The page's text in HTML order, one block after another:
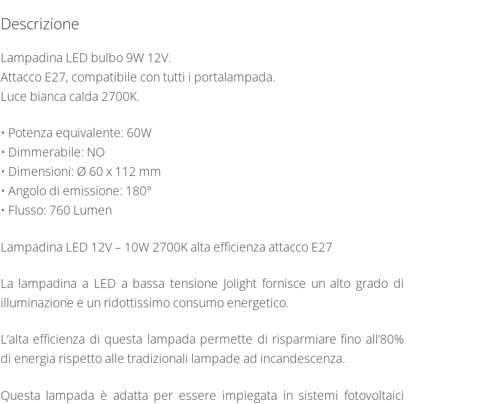
quantità
Descrizione
Lampadina LED bulbo 9W 12V.
Attacco E27, compatibile con tutti i portalampada.
Luce bianca calda 2700K.
• Potenza equivalente: 60W
• Dimmerabile: NO
• Dimensioni: Ø 60 x 112 mm
• Angolo di emissione: 180°
• Flusso: 760 Lumen
Lampadina LED 12V – 10W 2700K alta efficienza attacco E27
La lampadina a LED a bassa tensione Jolight fornisce un alto grado di
illuminazione e un ridottissimo consumo energetico.
L’alta efficienza di questa lampada permette di risparmiare fino all’80%
di energia rispetto alle tradizionali lampade ad incandescenza.
Questa lampada è adatta per essere impiegata in sistemi fotovoltaici